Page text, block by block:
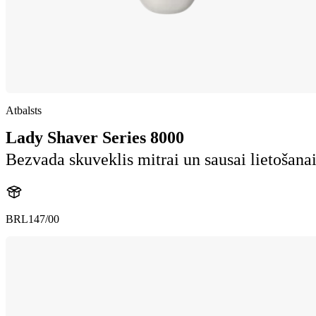
Atbalsts
Lady Shaver Series 8000
Bezvada skuveklis mitrai un sausai lietošanai
BRL147/00